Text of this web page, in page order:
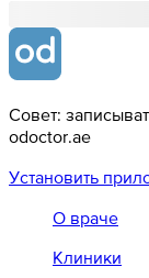
Совет:
odoctor.ae
Установить
О враче
Клиники